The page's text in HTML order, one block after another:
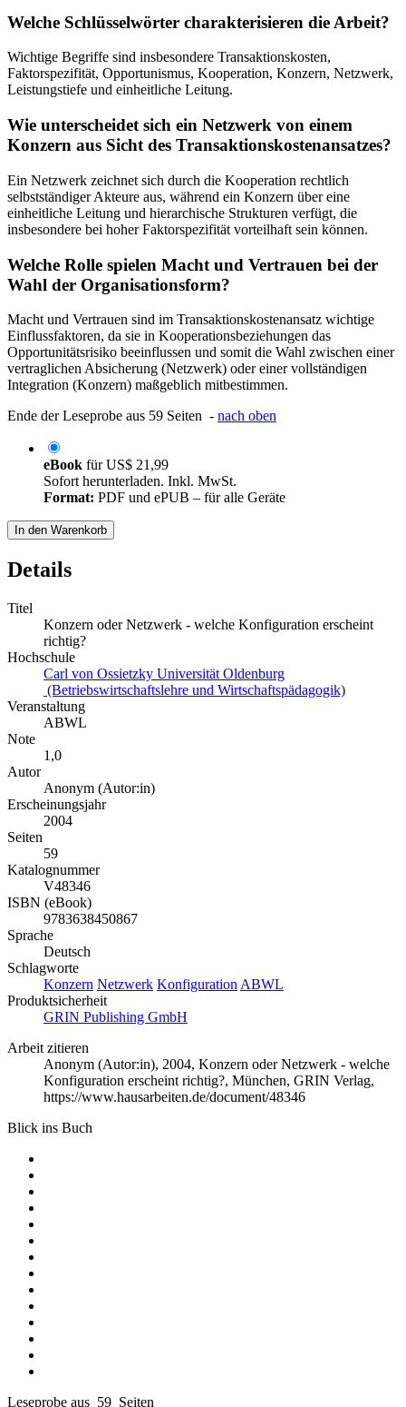
Welche Schlüsselwörter charakterisieren die Arbeit?
Wichtige Begriffe sind insbesondere Transaktionskosten,
Faktorspezifität, Opportunismus, Kooperation, Konzern, Netzwerk,
Leistungstiefe und einheitliche Leitung.
Wie unterscheidet sich ein Netzwerk von einem
Konzern aus Sicht des Transaktionskostenansatzes?
Ein Netzwerk zeichnet sich durch die Kooperation rechtlich
selbstständiger Akteure aus, während ein Konzern über eine
einheitliche Leitung und hierarchische Strukturen verfügt, die
insbesondere bei hoher Faktorspezifität vorteilhaft sein können.
Welche Rolle spielen Macht und Vertrauen bei der
Wahl der Organisationsform?
Macht und Vertrauen sind im Transaktionskostenansatz wichtige
Einflussfaktoren, da sie in Kooperationsbeziehungen das
Opportunitätsrisiko beeinflussen und somit die Wahl zwischen einer
vertraglichen Absicherung (Netzwerk) oder einer vollständigen
Integration (Konzern) maßgeblich mitbestimmen.
Ende der Leseprobe aus 59 Seiten - nach oben
eBook fürUS$ 21,99
Sofort herunterladen. Inkl. MwSt.
Format: PDF und ePUB – für alle Geräte
In den Warenkorb
Details
Titel
Konzern oder Netzwerk - welche Konfiguration erscheint
richtig?
Hochschule
Carl von Ossietzky Universität Oldenburg
(Betriebswirtschaftslehre und Wirtschaftspädagogik)
Veranstaltung
ABWL
Note
1,0
Autor
Anonym (Autor:in)
Erscheinungsjahr
2004
Seiten
59
Katalognummer
V48346
ISBN (eBook)
9783638450867
Sprache
Deutsch
Schlagworte
Konzern Netzwerk Konfiguration ABWL
Produktsicherheit
GRIN Publishing GmbH
Arbeit zitieren
Anonym (Autor:in), 2004, Konzern oder Netzwerk - welche
Konfiguration erscheint richtig?, München, GRIN Verlag,
https://www.hausarbeiten.de/document/48346
Blick ins Buch
Leseprobe aus 59 Seiten